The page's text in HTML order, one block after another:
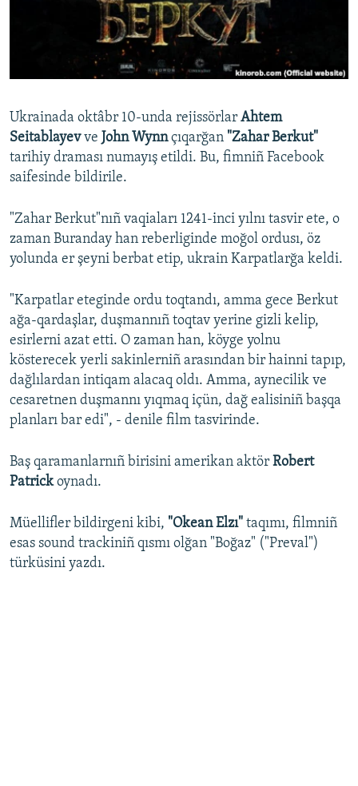
RFE/RS bütün saytları
Ukrainada oktâbr 10-unda rejissörlar Ahtem
Seitablayevve John Wynn​ çıqarğan "Zahar Berkut"
tarihiy draması numayış etildi​. Bu, fimniñ Facebook
saifesinde bildirile.
"Zahar Berkut"nıñ vaqiaları 1241-inci yılnı tasvir ete, o
zaman Buranday han reberliginde moğol ordusı, öz
yolunda er şeyni berbat etip, ukrain Karpatlarğa keldi.
"Karpatlar eteginde ordu toqtandı, amma gece Berkut
ağa-qardaşlar, duşmannıñ toqtav yerine gizli kelip,
esirlerni azat etti. O zaman han, köyge yolnu
kösterecek yerli sakinlerniñ arasından bir hainni tapıp,
dağlılardan intiqam alacaq oldı. Amma, aynecilik ve
cesaretnen duşmannı yıqmaq içün, dağ ealisiniñ başqa
planları bar edi", - denile film tasvirinde.
Baş qaramanlarnıñ birisini amerikan aktör Robert
Patrickoynadı.
Müellifler bildirgeni kibi, "Okean Elzı" taqımı, filmniñ
esas sound trackiniñ qısmı olğan "Boğaz" ("Preval")
türküsini yazdı.